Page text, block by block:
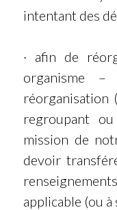
intentant des
· afin de
organisme
réorganisation
regroupant
mission de
devoir
applicable (ou